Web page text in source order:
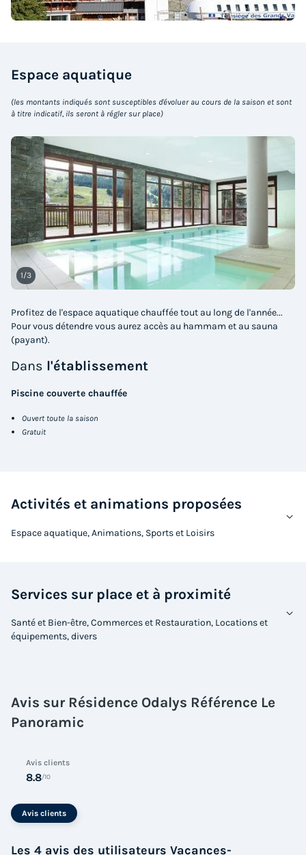
APPARTEMENT 7 personnes - 3 pièces coin
Montagne
Annulation gratuite
Surface
55m²
Adultes
7
Chambres
2
Salle de bain
Accès wifi Animaux autorisés * Cafetière Lave-vaisselle
Réfrigérateur
+ 3
APPARTEMENT 7 personnes - 3 pièces coin Montagne
du13/03/2027
Meilleur prix pour 7 nuits
Espace aquatique
(les montants indiqués sont susceptibles d'évoluer au cours de la saison et sont
à titre indicatif, ils seront à régler sur place)
1/3
Profitez de l'espace aquatique chauffée tout au long de l'année...
Pour vous détendre vous aurez accès au hammam et au sauna
(payant).
Dans l'établissement
Piscine couverte chauffée
Ouvert toute la saison
Gratuit
Activités et animations proposées
Espace aquatique, Animations, Sports et Loisirs
Services sur place et à proximité
Santé et Bien-être, Commerces et Restauration, Locations et
équipements, divers
Avis sur Résidence Odalys Référence Le
Panoramic
Avis clients
8.8/10
Avis clients
Les 4 avis des utilisateurs Vacances-